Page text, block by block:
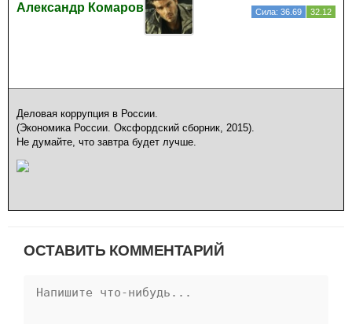
Александр Комаров Сила: 36.69 32.12
Деловая коррупция в России.
(Экономика России. Оксфордский сборник, 2015).
Не думайте, что завтра будет лучше.
ОСТАВИТЬ КОММЕНТАРИЙ